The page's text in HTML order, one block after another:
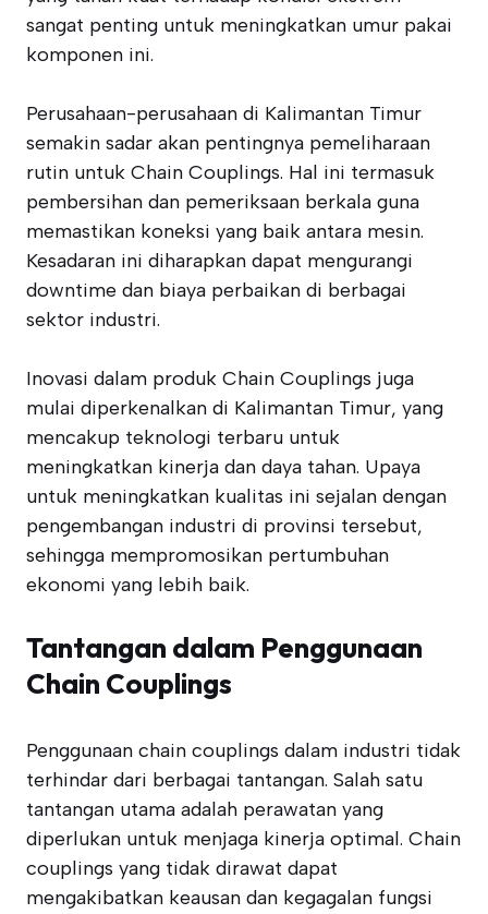
sangat penting untuk meningkatkan umur pakai
komponen ini.
Perusahaan-perusahaan di Kalimantan Timur
semakin sadar akan pentingnya pemeliharaan
rutin untuk Chain Couplings. Hal ini termasuk
pembersihan dan pemeriksaan berkala guna
memastikan koneksi yang baik antara mesin.
Kesadaran ini diharapkan dapat mengurangi
downtime dan biaya perbaikan di berbagai
sektor industri.
Inovasi dalam produk Chain Couplings juga
mulai diperkenalkan di Kalimantan Timur, yang
mencakup teknologi terbaru untuk
meningkatkan kinerja dan daya tahan. Upaya
untuk meningkatkan kualitas ini sejalan dengan
pengembangan industri di provinsi tersebut,
sehingga mempromosikan pertumbuhan
ekonomi yang lebih baik.
Tantangan dalam Penggunaan
Chain Couplings
Penggunaan chain couplings dalam industri tidak
terhindar dari berbagai tantangan. Salah satu
tantangan utama adalah perawatan yang
diperlukan untuk menjaga kinerja optimal. Chain
couplings yang tidak dirawat dapat
mengakibatkan keausan dan kegagalan fungsi